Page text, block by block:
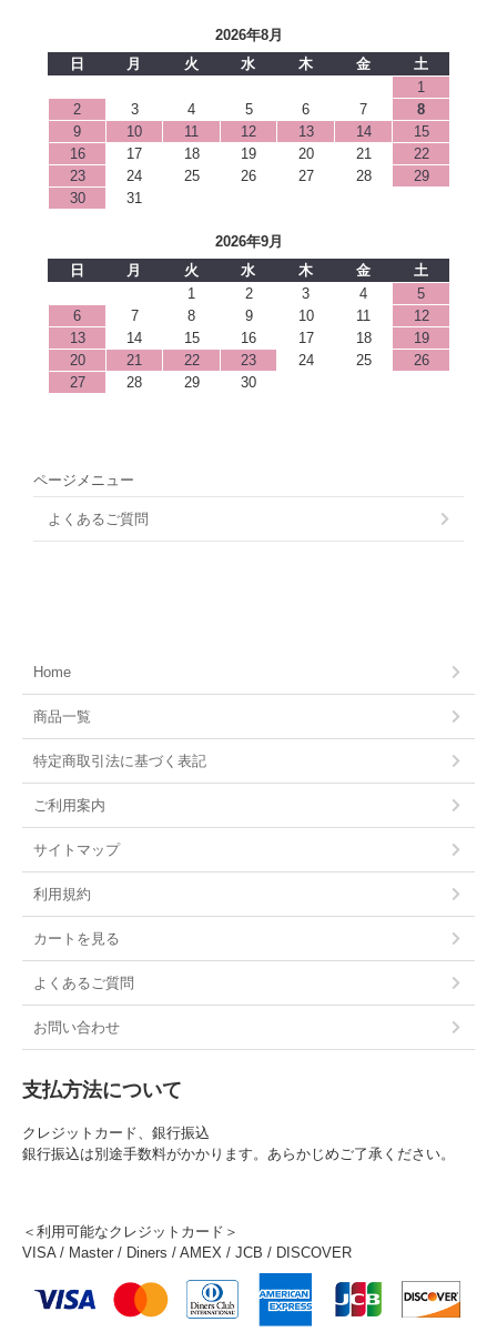
2026年8月
日
月 火 水 木 金
土
1
2
3 4 5 6 7
8
9
10 11 12 13 14
15
16
17 18 19 20 21
22
23
24 25 26 27 28
29
30
31
2026年9月
日
月 火 水 木 金
土
1
2 3 4
5
6
7 8 9 10 11
12
13
14 15 16 17 18
19
20
21 22 23 24 25
26
27
28 29 30
ページメニュー
よくあるご質問
Home
商品一覧
特定商取引法に基づく表記
ご利用案内
サイトマップ
利用規約
カートを見る
よくあるご質問
お問い合わせ
支払方法について
クレジットカード、銀行振込
銀行振込は別途手数料がかかります。あらかじめご了承ください。
＜利用可能なクレジットカード＞
VISA / Master / Diners / AMEX / JCB / DISCOVER